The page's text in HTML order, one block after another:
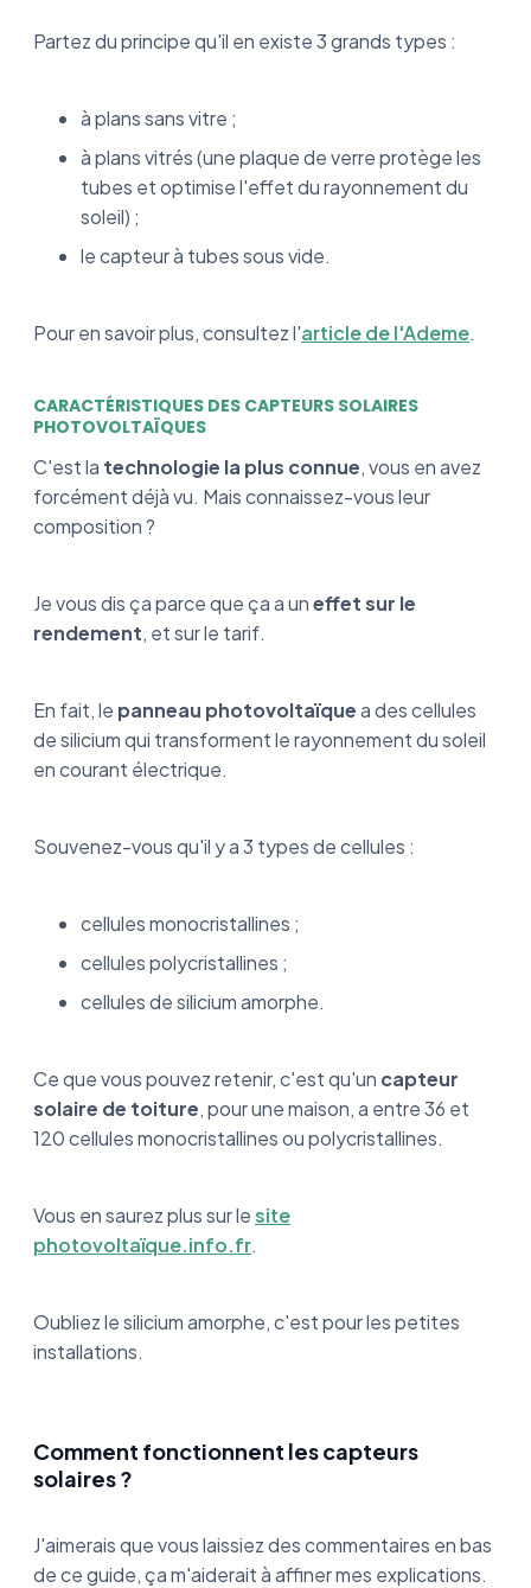
Partez du principe qu'il en existe 3 grands types :
à plans sans vitre ;
à plans vitrés (une plaque de verre protège les
tubes et optimise l'effet du rayonnement du
soleil) ;
le capteur à tubes sous vide.
Pour en savoir plus, consultez l'article de l'Ademe.
CARACTÉRISTIQUES DES CAPTEURS SOLAIRES
PHOTOVOLTAÏQUES
C'est la technologie la plus connue, vous en avez
forcément déjà vu. Mais connaissez-vous leur
composition ?
Je vous dis ça parce que ça a uneffet sur le
rendement, et sur le tarif.
En fait, le panneau photovoltaïquea des cellules
de silicium qui transforment le rayonnement du soleil
en courant électrique.
Souvenez-vous qu'il y a 3 types de cellules :
cellules monocristallines ;
cellules polycristallines ;
cellules de silicium amorphe.
Ce que vous pouvez retenir, c'est qu'un capteur
solaire de toiture, pour une maison, a entre 36 et
120 cellules monocristallines ou polycristallines.
Vous en saurez plus sur lesite
photovoltaïque.info.fr.
Oubliez le silicium amorphe, c'est pour les petites
installations.
Comment fonctionnent les capteurs
solaires ?
J'aimerais que vous laissiez des commentaires en bas
de ce guide, ça m'aiderait à affiner mes explications.